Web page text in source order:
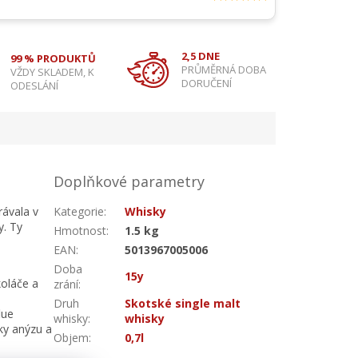
99 % PRODUKTŮ
VŽDY SKLADEM, K
ODESLÁNÍ
2,5 DNE
PRŮMĚRNÁ DOBA
DORUČENÍ
v
Ty
a
anýzu a
Doplňkové parametry
Kategorie:
Whisky
Hmotnost:
1.5 kg
EAN:
5013967005006
Doba
zrání:
15y
Druh
whisky:
Skotské single malt
whisky
Objem: 0,7l